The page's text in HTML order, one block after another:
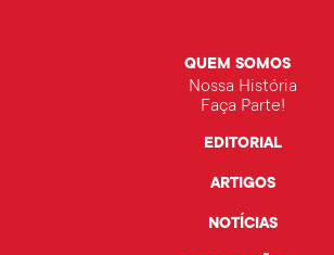
QUEM SOMOS
Nossa História
Faça Parte!
EDITORIAL
ARTIGOS
NOTÍCIAS